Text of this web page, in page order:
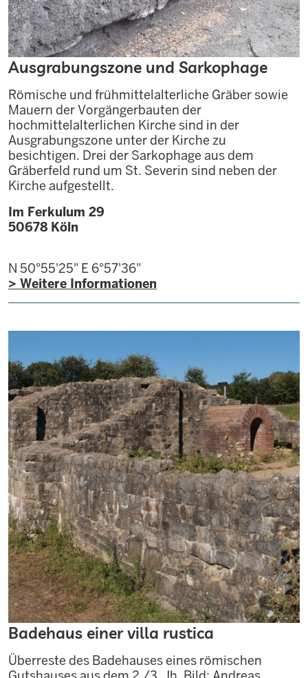
Ausgrabungszone und Sarkophage
Römische und frühmittelalterliche Gräber sowie
Mauern der Vorgängerbauten der
hochmittelalterlichen Kirche sind in der
Ausgrabungszone unter der Kirche zu
besichtigen. Drei der Sarkophage aus dem
Gräberfeld rund um St. Severin sind neben der
Kirche aufgestellt.
Im Ferkulum 29
50678 Köln
N 50°55'25" E 6°57'36"
> Weitere Informationen
Badehaus einer villa rustica
Überreste des Badehauses eines römischen